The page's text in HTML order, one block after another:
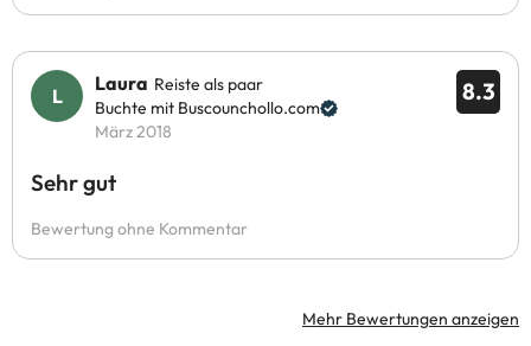
8.3
Laura Reiste als paar
Buchte mit Buscounchollo.com
März 2018
Sehr gut
Bewertung ohne Kommentar
Mehr Bewertungen anzeigen